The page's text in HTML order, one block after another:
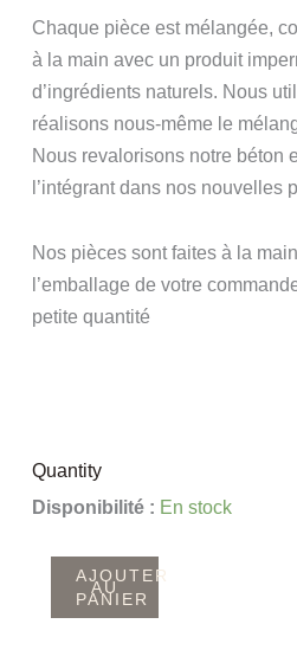
Chaque pièce est mélangée,
à la main avec un produit
d’ingrédients naturels. Nous
réalisons nous-même le
Nous revalorisons notre béton
l’intégrant dans nos nouvelles
Nos pièces sont faites à la
l’emballage de votre
petite quantité
Quantity
Disponibilité : En stock
quantité
poche
AJOUTER
AU
PANIER